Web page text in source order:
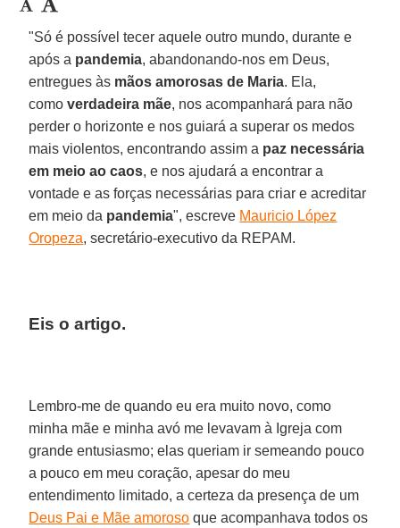
"Só é possível tecer aquele outro mundo, durante e
após a pandemia, abandonando-nos em Deus,
entregues às mãos amorosas de Maria. Ela,
comoverdadeira mãe, nos acompanhará para não
perder o horizonte e nos guiará a superar os medos
mais violentos, encontrando assim a paz necessária
em meio ao caos, e nos ajudará a encontrar a
vontade e as forças necessárias para criar e acreditar
em meio da pandemia", escreve Mauricio López
Oropeza, secretário-executivo da REPAM.
Eis o artigo.
Lembro-me de quando eu era muito novo, como
minha mãe e minha avó me levavam à Igreja com
grande entusiasmo; elas queriam ir semeando pouco
a pouco em meu coração, apesar do meu
entendimento limitado, a certeza da presença de um
Deus Pai e Mãe amoroso que acompanhava todos os